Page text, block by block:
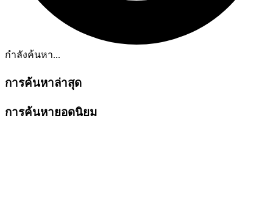
กำลังค้นหา...
การค้นหาล่าสุด
การค้นหายอดนิยม